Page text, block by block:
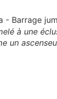
à une
un